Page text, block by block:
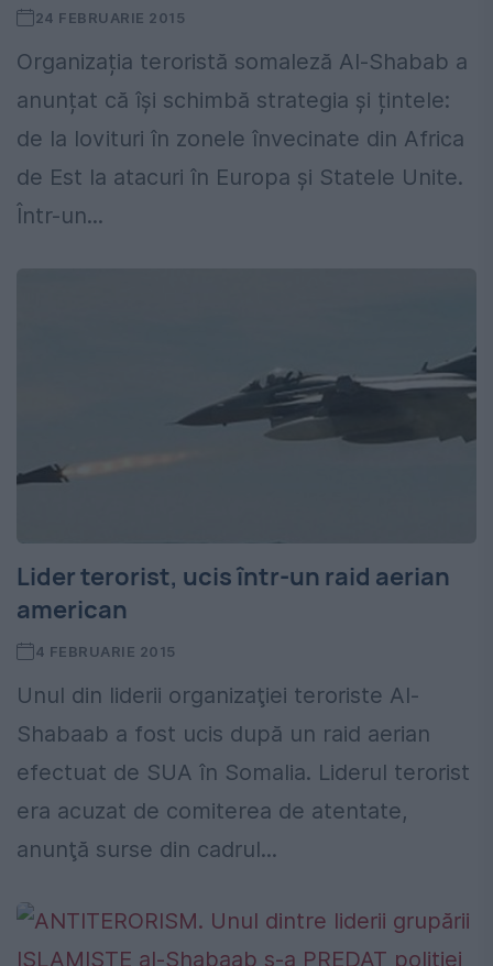
24 FEBRUARIE 2015
Organizația teroristă somaleză Al-Shabab a
anunțat că își schimbă strategia și țintele:
de la lovituri în zonele învecinate din Africa
de Est la atacuri în Europa și Statele Unite.
Într-un...
Lider terorist, ucis într-un raid aerian
american
4 FEBRUARIE 2015
Unul din liderii organizaţiei teroriste Al-
Shabaab a fost ucis după un raid aerian
efectuat de SUA în Somalia. Liderul terorist
era acuzat de comiterea de atentate,
anunţă surse din cadrul...